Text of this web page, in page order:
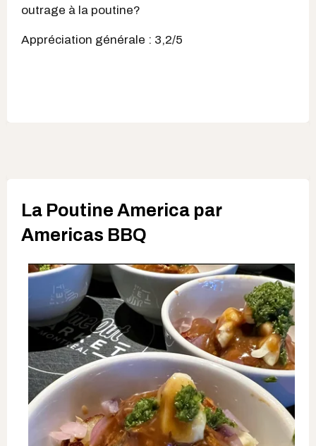
outrage à la poutine?
Appréciation générale : 3,2/5
La Poutine America par
Americas BBQ